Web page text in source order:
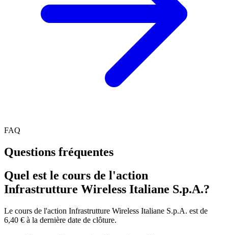
FAQ
Questions fréquentes
Quel est le cours de l'action
Infrastrutture Wireless Italiane S.p.A.?
Le cours de l'action Infrastrutture Wireless Italiane S.p.A. est de
6,40 € à la dernière date de clôture.